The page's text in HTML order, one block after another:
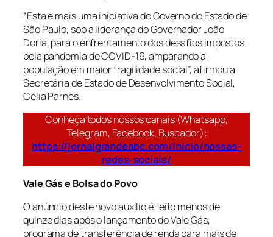
“Esta é mais uma iniciativa do Governo do Estado de
São Paulo, sob a liderança do Governador João
Doria, para o enfrentamento dos desafios impostos
pela pandemia de COVID-19, amparando a
população em maior fragilidade social”, afirmou a
Secretária de Estado de Desenvolvimento Social,
Célia Parnes.
Conheça todos nossos canais (Whatsapp,
Telegram, Facebook, Buscador):
https://jornalgrandeabc.com/inicio/nossas-
redes-sociais/
Vale Gás e Bolsa do Povo
O anúncio deste novo auxílio é feito menos de
quinze dias após o lançamento do Vale Gás,
programa de transferência de renda para mais de